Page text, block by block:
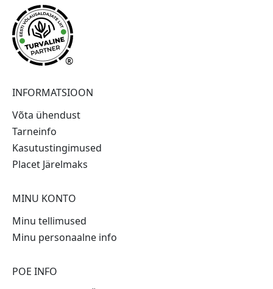
®
INFORMATSIOON
Võta ühendust
Tarneinfo
Kasutustingimused
Placet Järelmaks
MINU KONTO
Minu tellimused
Minu personaalne info
POE INFO